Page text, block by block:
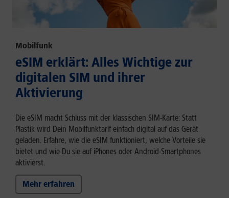
Mobilfunk
eSIM erklärt: Alles Wichtige zur
digitalen SIM und ihrer
Aktivierung
Die eSIM macht Schluss mit der klassischen SIM-Karte: Statt
Plastik wird Dein Mobilfunktarif einfach digital auf das Gerät
geladen. Erfahre, wie die eSIM funktioniert, welche Vorteile sie
bietet und wie Du sie auf iPhones oder Android-Smartphones
aktivierst.
Mehr erfahren